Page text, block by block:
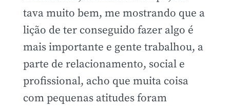
tava muito bem, me mostrando que a
lição de ter conseguido fazer algo é
mais importante e gente trabalhou, a
parte de relacionamento, social e
profissional, acho que muita coisa
com pequenas atitudes foram